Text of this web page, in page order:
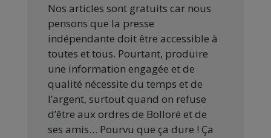
Nos articles sont gratuits car nous
pensons que la presse
indépendante doit être accessible à
toutes et tous. Pourtant, produire
une information engagée et de
qualité nécessite du temps et de
l’argent, surtout quand on refuse
d’être aux ordres de Bolloré et de
ses amis… Pourvu que ça dure ! Ça